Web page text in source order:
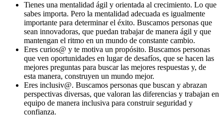
Tienes una mentalidad ágil y orientada al crecimiento. Lo que
sabes importa. Pero la mentalidad adecuada es igualmente
importante para determinar el éxito. Buscamos personas que
sean innovadoras, que puedan trabajar de manera ágil y que
mantengan el ritmo en un mundo de constante cambio.
Eres curios@ y te motiva un propósito. Buscamos personas
que ven oportunidades en lugar de desafíos, que se hacen las
mejores preguntas para buscar las mejores respuestas y, de
esta manera, construyen un mundo mejor.
Eres inclusiv@. Buscamos personas que buscan y abrazan
perspectivas diversas, que valoran las diferencias y trabajan en
equipo de manera inclusiva para construir seguridad y
confianza.